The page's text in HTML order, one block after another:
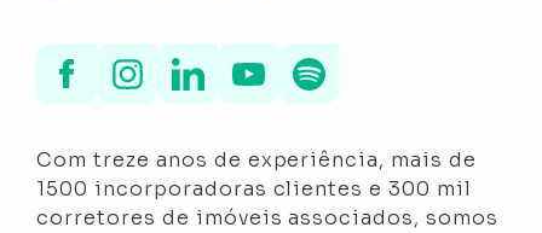
Com treze anos de experiência, mais de
1500 incorporadoras clientes e 300 mil
corretores de imóveis associados, somos